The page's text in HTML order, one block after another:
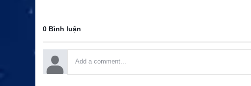
0 Bình luận